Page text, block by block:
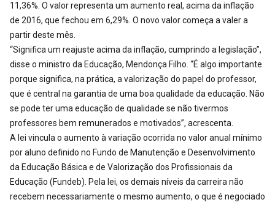
11,36%. O valor representa um aumento real, acima da inflação
de 2016, que fechou em 6,29%. O novo valor começa a valer a
partir deste mês.
“Significa um reajuste acima da inflação, cumprindo a legislação”,
disse o ministro da Educação, Mendonça Filho. “É algo importante
porque significa, na prática, a valorização do papel do professor,
que é central na garantia de uma boa qualidade da educação. Não
se pode ter uma educação de qualidade se não tivermos
professores bem remunerados e motivados”, acrescenta.
A lei vincula o aumento à variação ocorrida no valor anual mínimo
por aluno definido no Fundo de Manutenção e Desenvolvimento
da Educação Básica e de Valorização dos Profissionais da
Educação (Fundeb). Pela lei, os demais níveis da carreira não
recebem necessariamente o mesmo aumento, o que é negociado